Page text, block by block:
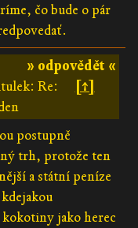
čo bude o pár
» odpovědět «
Re:
[↑]
postupně
trh, protože ten
a státní peníze
jako herec